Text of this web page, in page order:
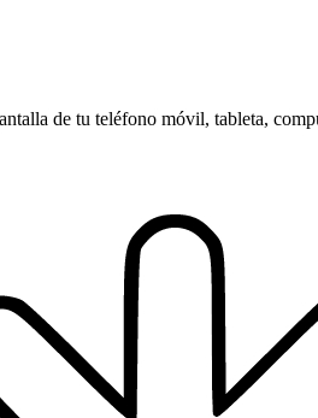
de tu teléfono móvil, tableta,